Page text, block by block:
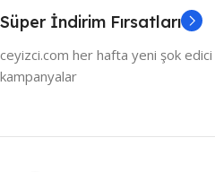
Süper İndirim Fırsatları
ceyizci.com her hafta yeni şok edici
kampanyalar